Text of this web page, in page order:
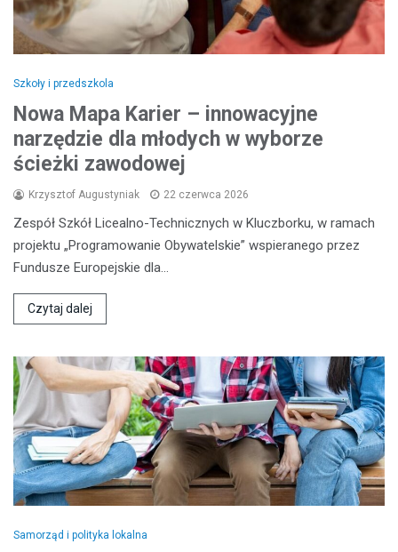
Szkoły i przedszkola
Nowa Mapa Karier – innowacyjne
narzędzie dla młodych w wyborze
ścieżki zawodowej
Krzysztof Augustyniak 22 czerwca 2026
Zespół Szkół Licealno-Technicznych w Kluczborku, w ramach
projektu „Programowanie Obywatelskie” wspieranego przez
Fundusze Europejskie dla…
Czytaj dalej
Samorząd i polityka lokalna